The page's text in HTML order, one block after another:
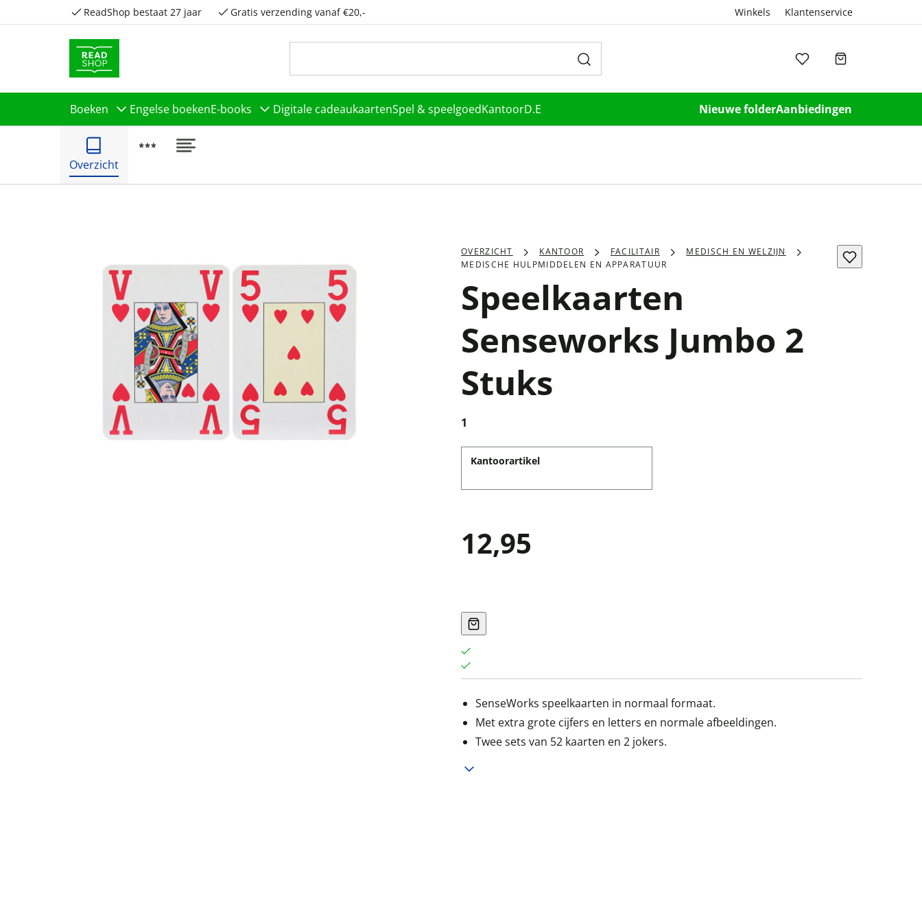
ReadShop bestaat 27 jaar Gratis verzending vanaf €20,- Winkels Klantenservice
Boeken Engelse boekenE-books Digitale cadeaukaartenSpel & speelgoedKantoorD.E Nieuwe folderAanbiedingen
Overzicht
OVERZICHT KANTOOR FACILITAIR
MEDISCH EN WELZIJN
MEDISCHE HULPMIDDELEN EN APPARATUUR
Speelkaarten
Senseworks Jumbo 2
Stuks
1
Kantoorartikel
12,95
SenseWorks speelkaarten in normaal formaat.
Met extra grote cijfers en letters en normale afbeeldingen.
Twee sets van 52 kaarten en 2 jokers.